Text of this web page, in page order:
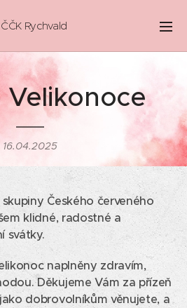
Rychvald
Velikonoce
16.04.2025
Českého červeného
klidné, radostné a
svátky.
naplněny zdravím,
Děkujeme Vám za přízeň
dobrovolníkům věnujete, a